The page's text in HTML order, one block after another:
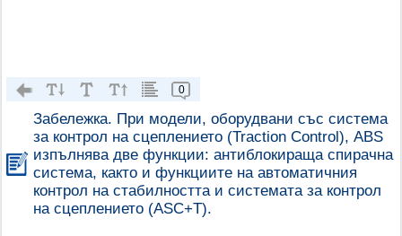
0
Забележка. При модели, оборудвани със система
за контрол на сцеплението (Traction Control), ABS
изпълнява две функции: антиблокираща спирачна
система, както и функциите на автоматичния
контрол на стабилността и системата за контрол
на сцеплението (ASC+T).